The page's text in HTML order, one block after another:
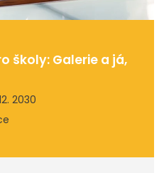
školy: Galerie a já,
2030